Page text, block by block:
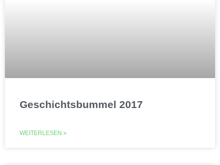
Geschichtsbummel 2017
WEITERLESEN »